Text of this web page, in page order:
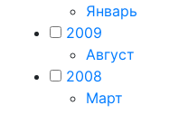
Январь
2009
Август
2008
Март